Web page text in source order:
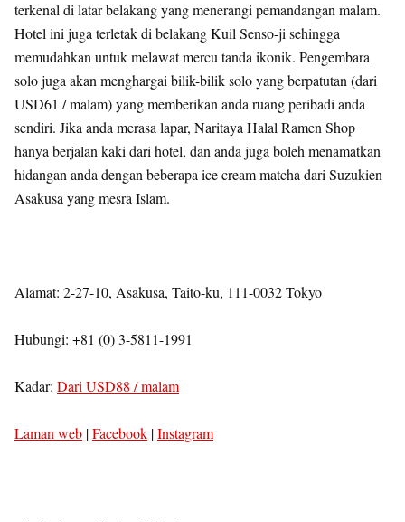
terkenal di latar belakang yang menerangi pemandangan malam.
Hotel ini juga terletak di belakang Kuil Senso-ji sehingga
memudahkan untuk melawat mercu tanda ikonik. Pengembara
solo juga akan menghargai bilik-bilik solo yang berpatutan (dari
USD61 / malam) yang memberikan anda ruang peribadi anda
sendiri. Jika anda merasa lapar, Naritaya Halal Ramen Shop
hanya berjalan kaki dari hotel, dan anda juga boleh menamatkan
hidangan anda dengan beberapa ice cream matcha dari Suzukien
Asakusa yang mesra Islam.
Alamat: 2-27-10, Asakusa, Taito-ku, 111-0032 Tokyo
Hubungi: +81 (0) 3-5811-1991
Kadar: Dari USD88 / malam
Laman web |Facebook |Instagram